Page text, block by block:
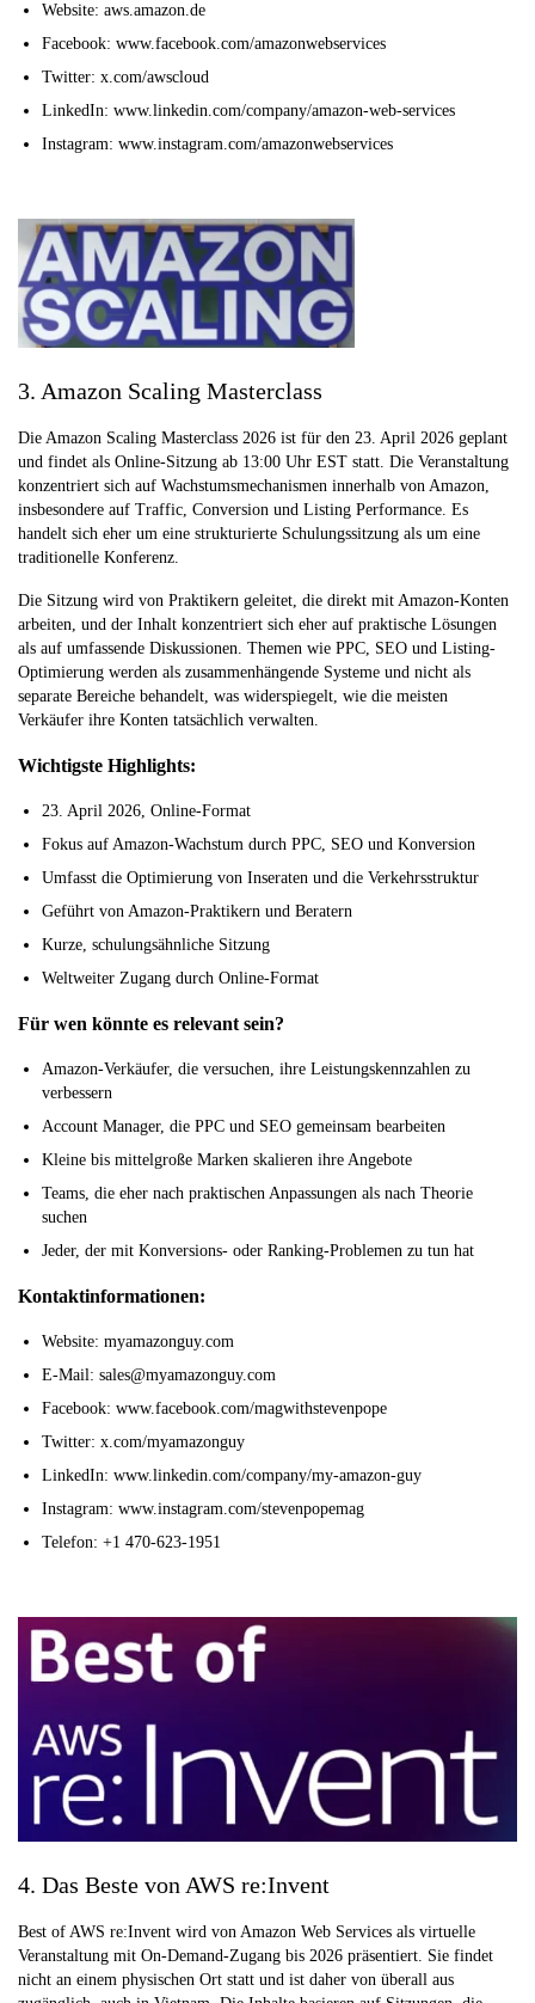
Website: aws.amazon.de
Facebook: www.facebook.com/amazonwebservices
Twitter: x.com/awscloud
LinkedIn: www.linkedin.com/company/amazon-web-services
Instagram: www.instagram.com/amazonwebservices
3. Amazon Scaling Masterclass
Die Amazon Scaling Masterclass 2026 ist für den 23. April 2026 geplant
und findet als Online-Sitzung ab 13:00 Uhr EST statt. Die Veranstaltung
konzentriert sich auf Wachstumsmechanismen innerhalb von Amazon,
insbesondere auf Traffic, Conversion und Listing Performance. Es
handelt sich eher um eine strukturierte Schulungssitzung als um eine
traditionelle Konferenz.
Die Sitzung wird von Praktikern geleitet, die direkt mit Amazon-Konten
arbeiten, und der Inhalt konzentriert sich eher auf praktische Lösungen
als auf umfassende Diskussionen. Themen wie PPC, SEO und Listing-
Optimierung werden als zusammenhängende Systeme und nicht als
separate Bereiche behandelt, was widerspiegelt, wie die meisten
Verkäufer ihre Konten tatsächlich verwalten.
Wichtigste Highlights:
23. April 2026, Online-Format
Fokus auf Amazon-Wachstum durch PPC, SEO und Konversion
Umfasst die Optimierung von Inseraten und die Verkehrsstruktur
Geführt von Amazon-Praktikern und Beratern
Kurze, schulungsähnliche Sitzung
Weltweiter Zugang durch Online-Format
Für wen könnte es relevant sein?
Amazon-Verkäufer, die versuchen, ihre Leistungskennzahlen zu
verbessern
Account Manager, die PPC und SEO gemeinsam bearbeiten
Kleine bis mittelgroße Marken skalieren ihre Angebote
Teams, die eher nach praktischen Anpassungen als nach Theorie
suchen
Jeder, der mit Konversions- oder Ranking-Problemen zu tun hat
Kontaktinformationen:
Website: myamazonguy.com
E-Mail: sales@myamazonguy.com
Facebook: www.facebook.com/magwithstevenpope
Twitter: x.com/myamazonguy
LinkedIn: www.linkedin.com/company/my-amazon-guy
Instagram: www.instagram.com/stevenpopemag
Telefon: +1 470-623-1951
4. Das Beste von AWS re:Invent
Best of AWS re:Invent wird von Amazon Web Services als virtuelle
Veranstaltung mit On-Demand-Zugang bis 2026 präsentiert. Sie findet
nicht an einem physischen Ort statt und ist daher von überall aus